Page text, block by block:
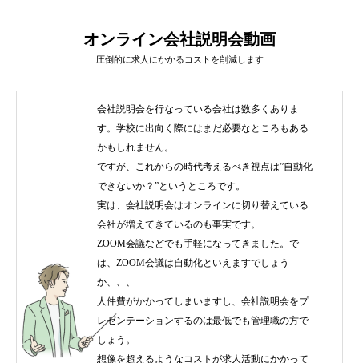
オンライン会社説明会動画
圧倒的に求人にかかるコストを削減します
会社説明会を行なっている会社は数多くありま
す。学校に出向く際にはまだ必要なところもある
かもしれません。
ですが、これからの時代考えるべき視点は”自動化
できないか？”というところです。
実は、会社説明会はオンラインに切り替えている
会社が増えてきているのも事実です。
ZOOM会議などでも手軽になってきました。で
は、ZOOM会議は自動化といえますでしょう
か、、、
人件費がかかってしまいますし、会社説明会をプ
レゼンテーションするのは最低でも管理職の方で
しょう。
想像を超えるようなコストが求人活動にかかって